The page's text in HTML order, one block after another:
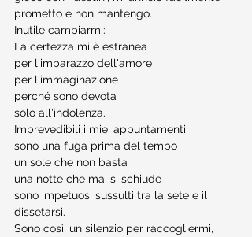
prometto e non mantengo.
Inutile cambiarmi:
La certezza mi è estranea
per l'imbarazzo dell'amore
per l'immaginazione
perché sono devota
solo all'indolenza.
Imprevedibili i miei appuntamenti
sono una fuga prima del tempo
un sole che non basta
una notte che mai si schiude
sono impetuosi sussulti tra la sete e il
dissetarsi.
Sono così, un silenzio per raccogliermi,